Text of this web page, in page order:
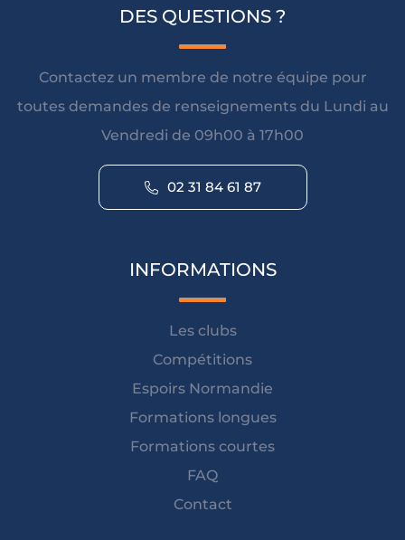
DES QUESTIONS ?
Contactez un membre de notre équipe pour
toutes demandes de renseignements du Lundi au
Vendredi de 09h00 à 17h00
02 31 84 61 87
INFORMATIONS
Les clubs
Compétitions
Espoirs Normandie
Formations longues
Formations courtes
FAQ
Contact